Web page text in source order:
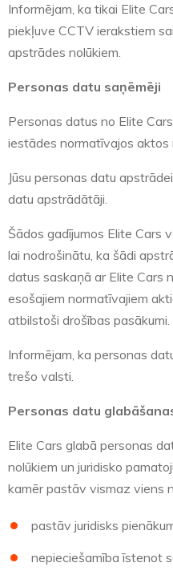
Informējam, ka tikai Elite
piekļuve CCTV ierakstiem
apstrādes nolūkiem.
Personas datu saņēmēji
Personas datus no Elite
iestādes normatīvajos
Jūsu personas datu
datu apstrādātāji.
Šādos gadījumos Elite Cars
lai nodrošinātu, ka šādi
datus saskaņā ar Elite Cars
esošajiem normatīvajiem
atbilstoši drošības pasākumi.
Informējam, ka personas
trešo valsti.
Personas datu
Elite Cars glabā personas
nolūkiem un juridisko
kamēr pastāv vismaz viens
pastāv juridisks
nepieciešamība īstenot